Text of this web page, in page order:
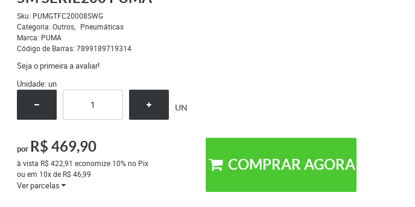
Sku: PUMGTFC20008SWG
Categoria: Outros
Pneumáticas
Marca: PUMA
Código de Barras: 7899189719314
Seja o primeira a avaliar!
Unidade: un
UN
por R$ 469,90
à vista R$ 422,91 economize 10%no Pix
ou em 10xde R$ 46,99
Ver parcelas
COMPRAR AGORA